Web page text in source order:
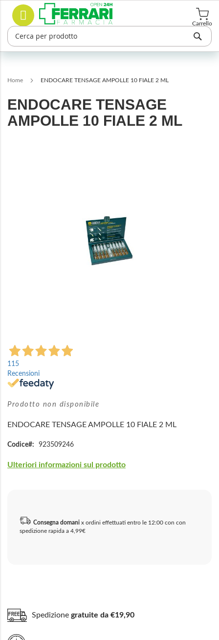
Salta
contenuto
Carrello
Cerca
Home ENDOCARE TENSAGE AMPOLLE 10 FIALE 2 ML
ENDOCARE TENSAGE
AMPOLLE 10 FIALE 2 ML
Vai
all'inizio
della
galleria
di
115
Recensioni
Prodotto non disponibile
ENDOCARE TENSAGE AMPOLLE 10 FIALE 2 ML
Codice 923509246
Ulteriori informazioni sul prodotto
Consegna domani x ordini effettuati entro le 12:00 con con
spedizione rapida a 4,99€
Spedizione gratuite da €19,90